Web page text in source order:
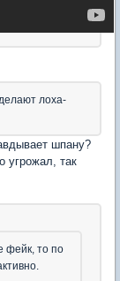
лоха-
шпану?
угрожал, так
фейк, то по